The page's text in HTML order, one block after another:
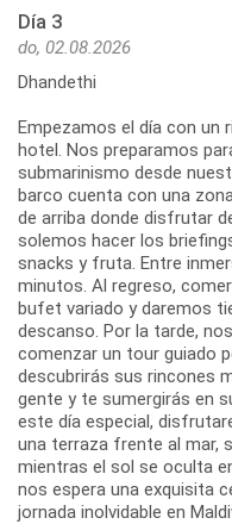
Día 3
do, 02.08.2026
Dhandethi
Empezamos el día con un
hotel. Nos preparamos
submarinismo desde
barco cuenta con una
de arriba donde disfrutar
solemos hacer los
snacks y fruta. Entre
minutos. Al regreso,
bufet variado y daremos
descanso. Por la tarde,
comenzar un tour guiado
descubrirás sus rincones
gente y te sumergirás en
este día especial,
una terraza frente al mar,
mientras el sol se oculta
nos espera una exquisita
jornada inolvidable en